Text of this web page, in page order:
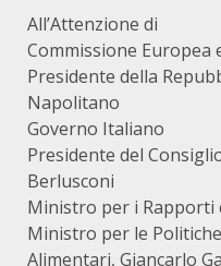
All’Attenzione di
Commissione
Presidente della
Napolitano
Governo Italiano
Presidente del
Berlusconi
Ministro per i Rapporti
Ministro per le
Alimentari, Giancarlo